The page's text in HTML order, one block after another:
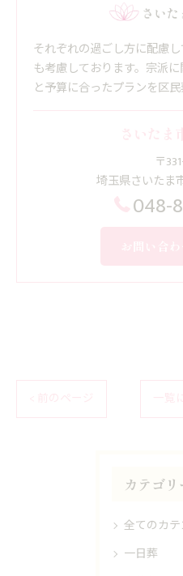
それぞれの過ごし方に配慮
も考慮しております。宗派
と予算に合ったプランを区
〒
埼玉県さいたま
048-
カテゴリ
全てのカ
一日葬